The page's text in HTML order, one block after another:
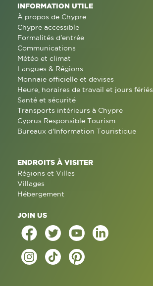
INFORMATION UTILE
À propos de Chypre
Chypre accessible
Formalités d'entrée
Communications
Météo et climat
Langues & Régions
Monnaie officielle et devises
Heure, horaires de travail et jours fériés
Santé et sécurité
Transports intérieurs à Chypre
Cyprus Responsible Tourism
Bureaux d'Information Touristique
ENDROITS À VISITER
Régions et Villes
Villages
Hébergement
JOIN US